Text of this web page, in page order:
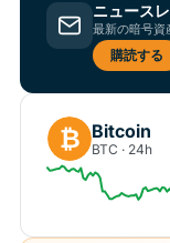
ニュース
最新の暗号資
購読する
₿ Bitcoin
BTC · 24h